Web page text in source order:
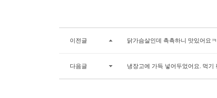
이전글 닭가슴살인데 촉촉하니 맛있어요
다음글 냉장고에 가득 넣어두었어요. 먹기